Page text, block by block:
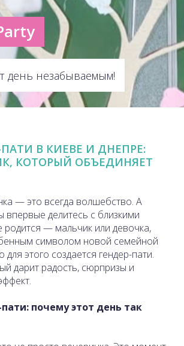
день незабываемым!
В КИЕВЕ И ДНЕПРЕ:
КОТОРЫЙ ОБЪЕДИНЯЕТ
— это всегда волшебство. А
впервые делитесь с близкими
родится — мальчик или девочка,
символом новой семейной
этого создается гендер-пати.
дарит радость, сюрпризы и
почему этот день так